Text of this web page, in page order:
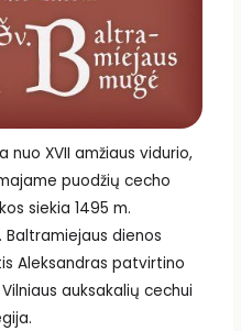
nuo XVII amžiaus vidurio,
puodžių cecho
siekia 1495 m.
dienos
Aleksandras patvirtino
auksakalių cechui